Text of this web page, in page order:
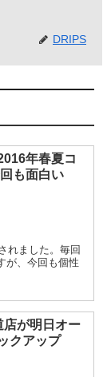
DRIPS
年春夏コ
も面白い
れました。毎回
が、今回も個性
店が明日オー
クアップ